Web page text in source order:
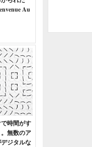
Au
時間がす
無数のア
ジタルな